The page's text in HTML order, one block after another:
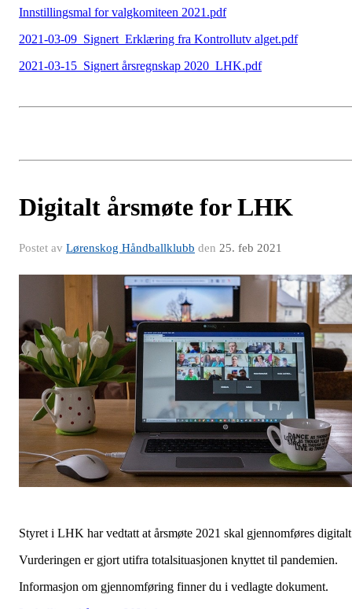
Innstillingsmal for valgkomiteen 2021.pdf
2021-03-09_Signert_Erklæring fra Kontrollutv alget.pdf
2021-03-15_Signert årsregnskap 2020_LHK.pdf
Digitalt årsmøte for LHK
Postet av Lørenskog Håndballklubb den 25. feb 2021
Styret i LHK har vedtatt at årsmøte 2021 skal gjennomføres
Vurderingen er gjort utifra totalsituasjonen knyttet til pandemien.
Informasjon om gjennomføring finner du i vedlagte dokument.